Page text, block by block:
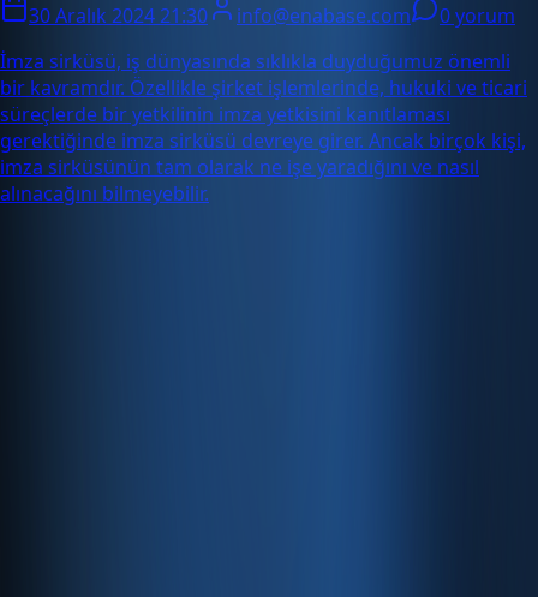
30 Aralık 2024 21:30 info@enabase.com
0 yorum
İmza sirküsü, iş dünyasında sıklıkla duyduğumuz önemli
bir kavramdır. Özellikle şirket işlemlerinde, hukuki ve ticari
süreçlerde bir yetkilinin imza yetkisini kanıtlaması
gerektiğinde imza sirküsü devreye girer. Ancak birçok kişi,
imza sirküsünün tam olarak ne işe yaradığını ve nasıl
alınacağını bilmeyebilir.